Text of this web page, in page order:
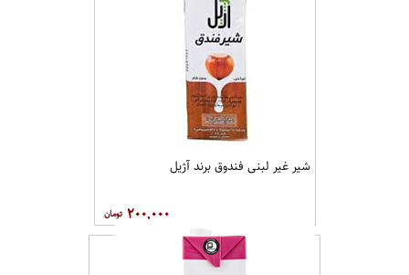
شیر غیر لبنی فندوق برند آژیل
۲۰۰,۰۰۰